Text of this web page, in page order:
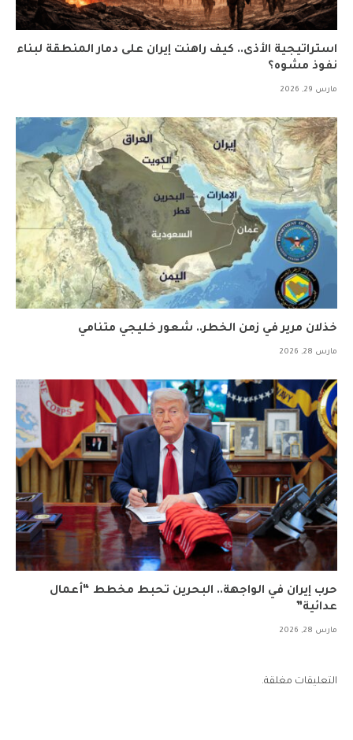
استراتيجية الأذى.. كيف راهنت إيران على دمار المنطقة لبناء
نفوذ مشوه؟
مارس 29, 2026
خذلان مرير في زمن الخطر.. شعور خليجي متنامي
مارس 28, 2026
حرب إيران في الواجهة.. البحرين تحبط مخطط “أعمال
عدائية”
مارس 28, 2026
التعليقات مغلقة.